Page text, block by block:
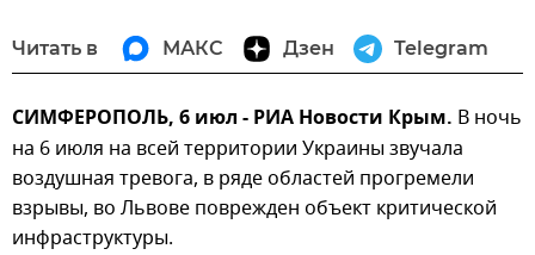
Читать в МАКС Дзен Telegram
СИМФЕРОПОЛЬ, 6 июл - РИА Новости Крым. В ночь
на 6 июля на всей территории Украины звучала
воздушная тревога, в ряде областей прогремели
взрывы, во Львове поврежден объект критической
инфраструктуры.